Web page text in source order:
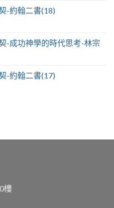
-約翰二書(18)
-成功神學的時代思考-林宗
-約翰二書(17)
樓